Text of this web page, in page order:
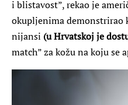
i blistavost”, rekao je
okupljenima demonstrirao
nijansi (u Hrvatskoj je
match” za kožu na koju se